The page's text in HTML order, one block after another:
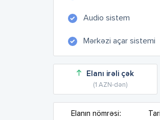
Audio sistem
Mərkəzi açar sistemi
Elanı irəli çək
(1 AZN-dən)
Elanın nömrəsi: